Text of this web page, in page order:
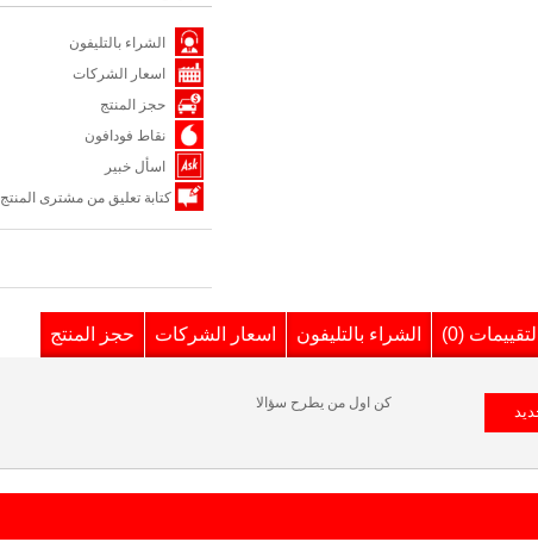
الشراء بالتليفون
اسعار الشركات
حجز المنتج
نقاط فودافون
اسأل خبير
كتابة تعليق من مشترى المنتج
التقييمات (0) الشراء بالتليفون اسعار الشركات حجز المنتج
كن اول من يطرح سؤالا